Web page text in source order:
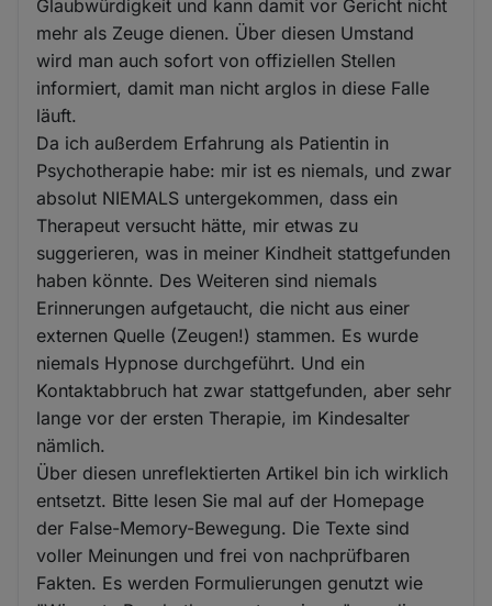
Glaubwürdigkeit und kann damit vor Gericht nicht
mehr als Zeuge dienen. Über diesen Umstand
wird man auch sofort von offiziellen Stellen
informiert, damit man nicht arglos in diese Falle
läuft.
Da ich außerdem Erfahrung als Patientin in
Psychotherapie habe: mir ist es niemals, und zwar
absolut NIEMALS untergekommen, dass ein
Therapeut versucht hätte, mir etwas zu
suggerieren, was in meiner Kindheit stattgefunden
haben könnte. Des Weiteren sind niemals
Erinnerungen aufgetaucht, die nicht aus einer
externen Quelle (Zeugen!) stammen. Es wurde
niemals Hypnose durchgeführt. Und ein
Kontaktabbruch hat zwar stattgefunden, aber sehr
lange vor der ersten Therapie, im Kindesalter
nämlich.
Über diesen unreflektierten Artikel bin ich wirklich
entsetzt. Bitte lesen Sie mal auf der Homepage
der False-Memory-Bewegung. Die Texte sind
voller Meinungen und frei von nachprüfbaren
Fakten. Es werden Formulierungen genutzt wie